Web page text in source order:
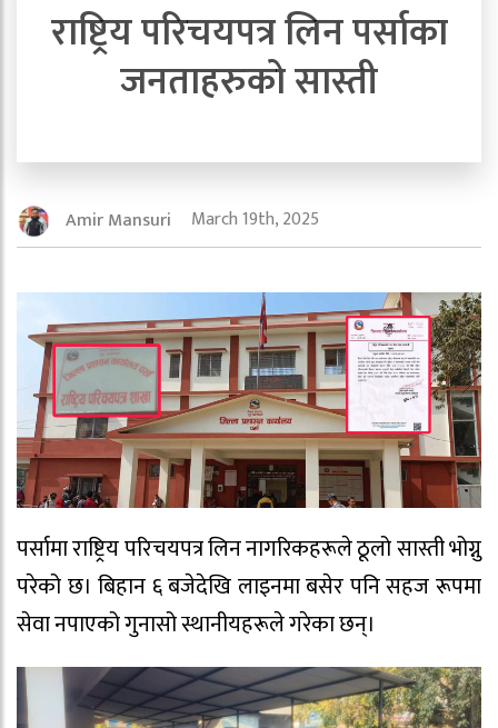
राष्ट्रिय परिचयपत्र लिन पर्साका
जनताहरुको सास्ती
Amir Mansuri March 19th, 2025
पर्सामा राष्ट्रिय परिचयपत्र लिन नागरिकहरूले ठूलो सास्ती भोग्नु
परेको छ। बिहान ६ बजेदेखि लाइनमा बसेर पनि सहज रूपमा
सेवा नपाएको गुनासो स्थानीयहरूले गरेका छन्।